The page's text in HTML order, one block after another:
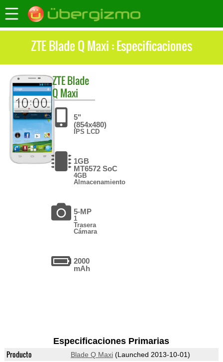
ZTE Blade Q Maxi : Especificaciones
ZTEBlade
Q Maxi
5"
(854x480)
IPS LCD
1GB
MT6572 SoC
4GB
Almacenamiento
5-MP
1
Trasera
Cámara
2000
mAh
Especificaciones Primarias
Producto Blade Q Maxi(Launched 2013-10-01)